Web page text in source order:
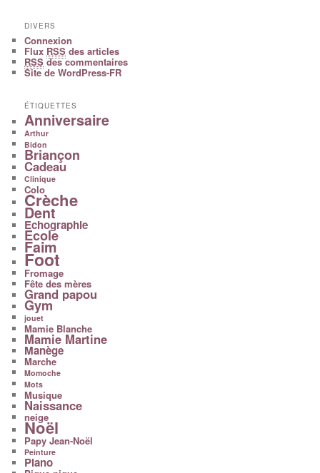
DIVERS
Connexion
Flux RSS des articles
RSS des commentaires
Site de WordPress-FR
ÉTIQUETTES
Anniversaire
Arthur
Bidon
Briançon
Cadeau
Clinique
Colo
Crèche
Dent
Echographie
Ecole
Faim
Foot
Fromage
Fête des mères
Grand papou
Gym
jouet
Mamie Blanche
Mamie Martine
Manège
Marche
Momoche
Mots
Musique
Naissance
neige
Noël
Papy Jean-Noël
Peinture
Piano